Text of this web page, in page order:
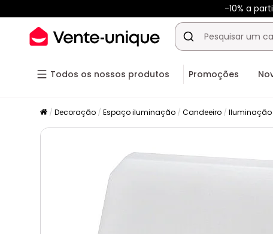
-10% a
Todos os nossos produtos Promoções
Decoração Espaço iluminação Candeeiro Iluminação